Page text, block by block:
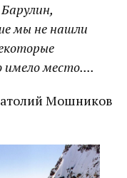
мы не нашли
имело место....
Мошников